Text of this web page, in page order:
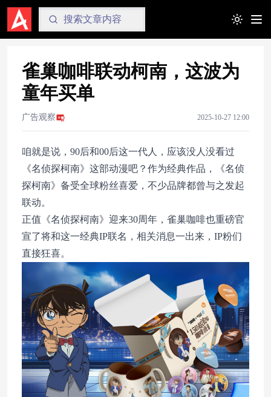
Toggle
雀巢咖啡联动柯南，这波为
童年买单
广告观察 2025-10-27 12:00
咱就是说，90后和00后这一代人，应该没人没看过
《名侦探柯南》这部动漫吧？作为经典作品，《名侦
探柯南》备受全球粉丝喜爱，不少品牌都曾与之发起
联动。
正值《名侦探柯南》迎来30周年，雀巢咖啡也重磅官
宣了将和这一经典IP联名，相关消息一出来，IP粉们
直接狂喜。